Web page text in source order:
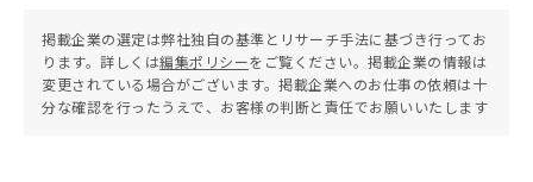
掲載企業の選定は弊社独自の基準とリサーチ手法に基づき行ってお
ります。詳しくは編集ポリシーをご覧ください。掲載企業の情報は
変更されている場合がございます。掲載企業へのお仕事の依頼は十
分な確認を行ったうえで、お客様の判断と責任でお願いいたします